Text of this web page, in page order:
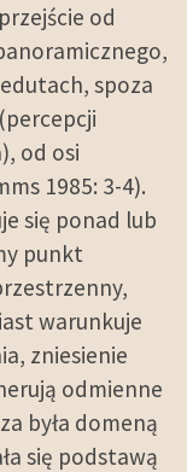
od
spoza
od osi
1985: 3-4).
się ponad lub
punkt
warunkuje
zniesienie
odmienne
była domeną
się podstawą